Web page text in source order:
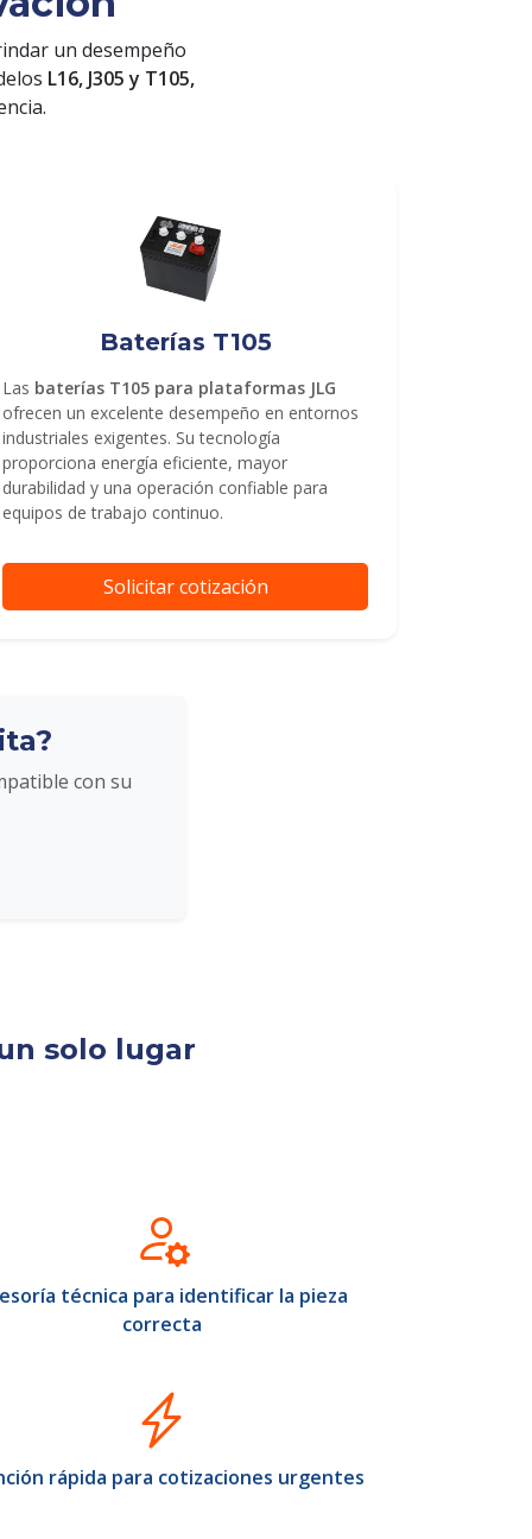
un desempeño
L16, J305 y T105,
Baterías T105
Las baterías T105 para plataformas JLG
ofrecen un excelente desempeño en entornos
industriales exigentes. Su tecnología
proporciona energía eficiente, mayor
durabilidad y una operación confiable para
equipos de trabajo continuo.
Solicitar cotización
con su
solo lugar
técnica para identificar la pieza
correcta
rápida para cotizaciones urgentes